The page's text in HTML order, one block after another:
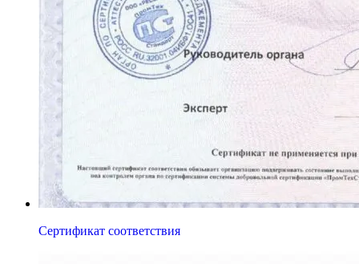
Сертификат соответствия